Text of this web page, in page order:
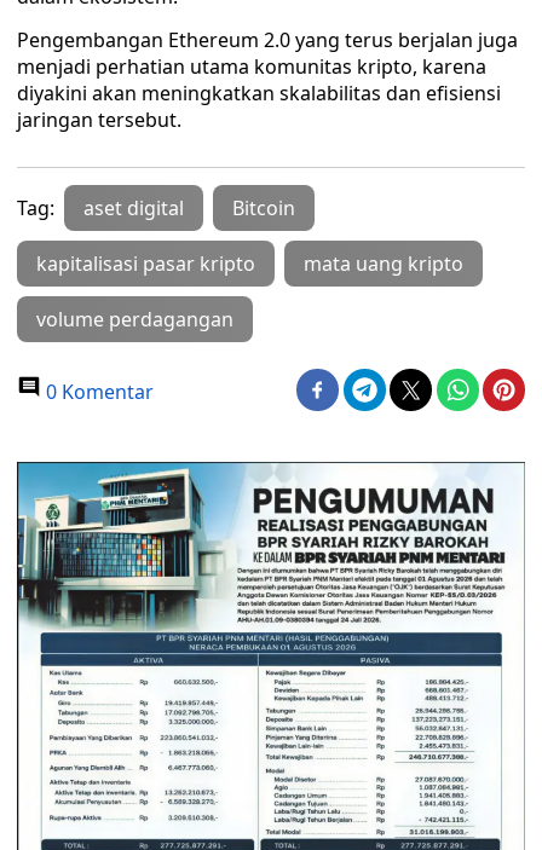
Pengembangan Ethereum 2.0 yang terus berjalan juga
menjadi perhatian utama komunitas kripto, karena
diyakini akan meningkatkan skalabilitas dan efisiensi
jaringan tersebut.
Tag: aset digital Bitcoin
kapitalisasi pasar kripto mata uang kripto
volume perdagangan
0 Komentar